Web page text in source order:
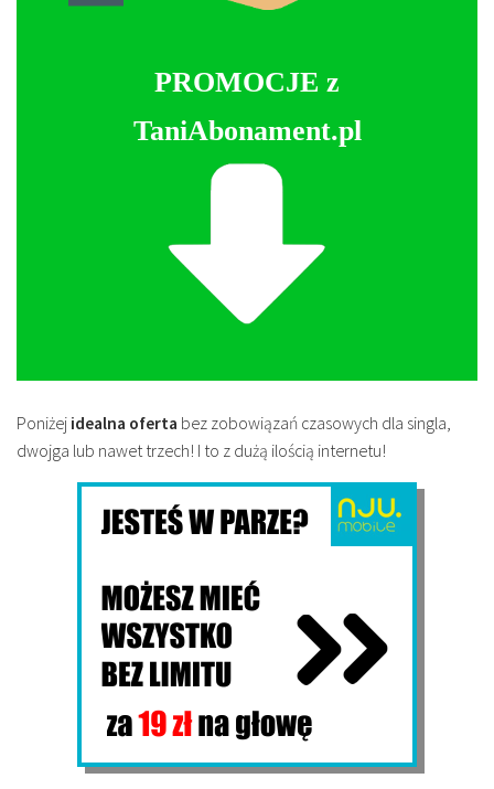
PROMOCJE z
TaniAbonament.pl
Poniżej idealna oferta bez zobowiązań czasowych dla singla,
dwojga lub nawet trzech! I to z dużą ilością internetu!